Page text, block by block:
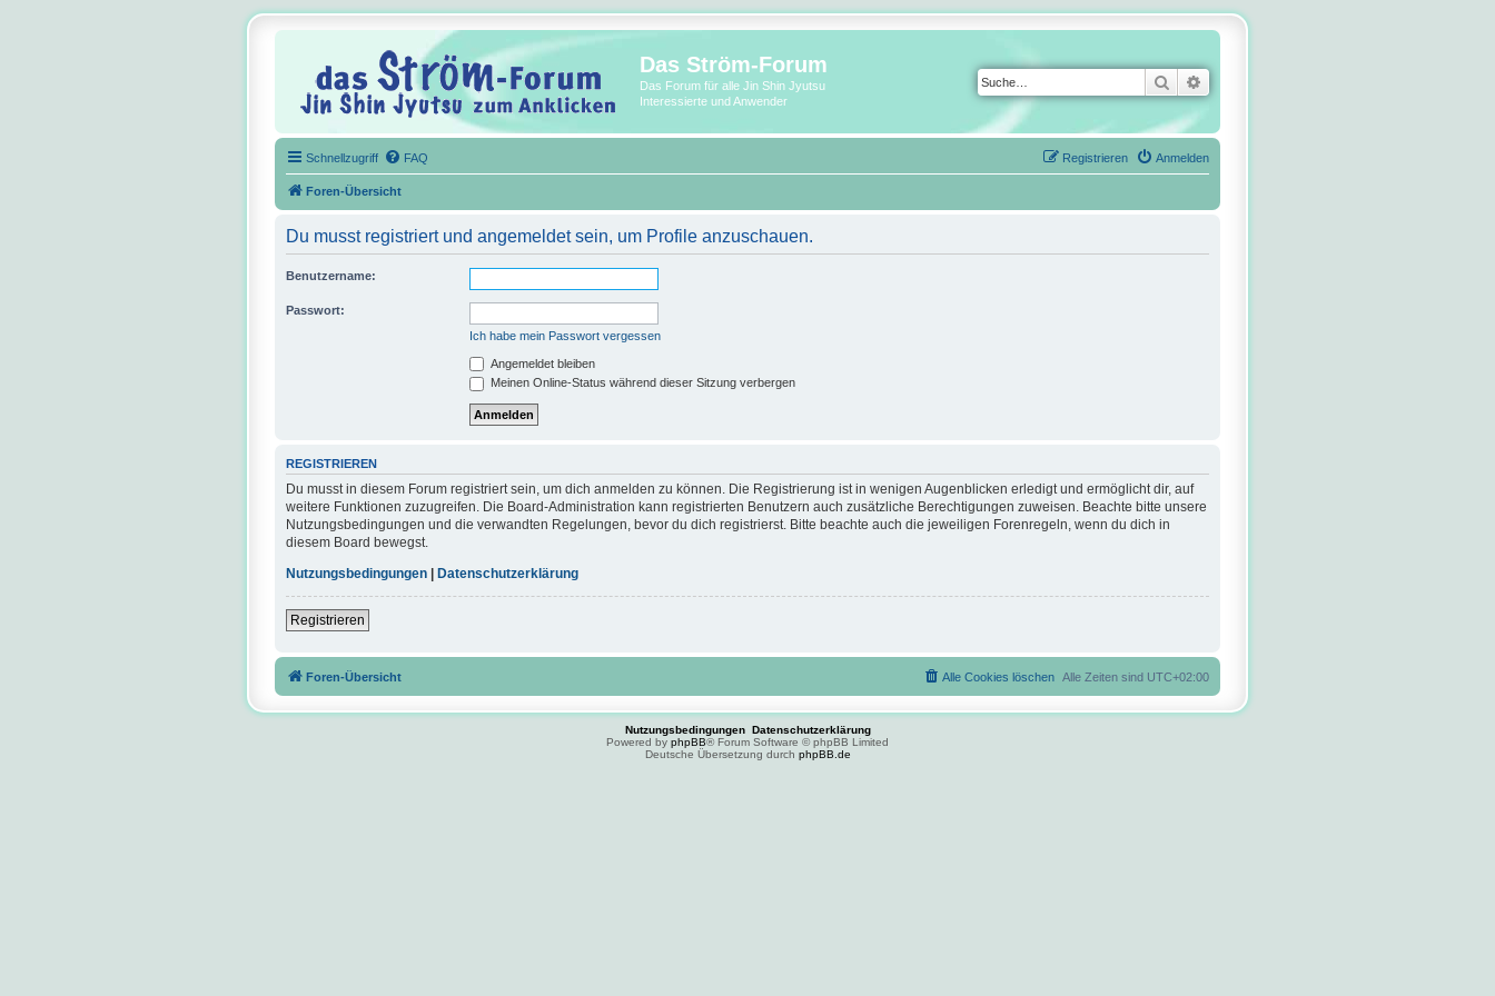
Das Ström-Forum
Das Forum für alle Jin Shin Jyutsu
Interessierte und Anwender
Suche
Schnellzugriff FAQ Anmelden
Registrieren
Foren-Übersicht
Du musst registriert und angemeldet sein, um Profile anzuschauen.
Benutzername:
Passwort:
Ich habe mein Passwort vergessen
Angemeldet bleiben
Meinen Online-Status während dieser Sitzung verbergen
REGISTRIEREN
Du musst in diesem Forum registriert sein, um dich anmelden zu können. Die Registrierung ist in wenigen Augenblicken erledigt und ermöglicht dir, auf
weitere Funktionen zuzugreifen. Die Board-Administration kann registrierten Benutzern auch zusätzliche Berechtigungen zuweisen. Beachte bitte unsere
Nutzungsbedingungen und die verwandten Regelungen, bevor du dich registrierst. Bitte beachte auch die jeweiligen Forenregeln, wenn du dich in
diesem Board bewegst.
Nutzungsbedingungen
Datenschutzerklärung
Registrieren
Foren-Übersicht Alle Zeiten sind UTC+02:00
Alle Cookies löschen
Nutzungsbedingungen Datenschutzerklärung
Powered by phpBB® Forum Software © phpBB Limited
Deutsche Übersetzung durch phpBB.de